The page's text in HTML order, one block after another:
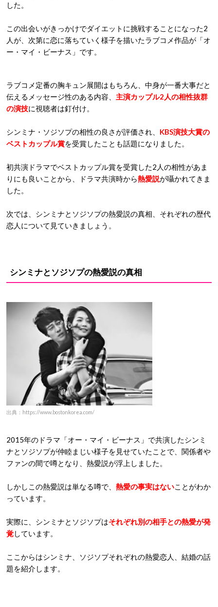
した。
この出会いがきっかけでダイエットに挑戦することになった2
人が、次第に恋に落ちていく様子を描いたラブコメ作品が「オ
ー・マイ・ビーナス」です。
ラブコメ定番の胸キュン展開はもちろん、中身が一番大事だと
伝えるメッセージ性のある内容、 主演カップル2人の相性抜群
の演技に視聴者は釘付け。
シンミナ・ソジソプの相性の良さが評価され、 KBS演技大賞の
ベストカップル賞を受賞したことも話題になりました。
初共演ドラマでベストカップル賞を受賞した2人の相性があま
りにも良いことから、ドラマ共演時から熱愛説が囁かれてきま
した。
次では、シンミナとソジソプの熱愛説の真相、それぞれの歴代
恋人について見ていきましょう。
シンミナとソジソプの熱愛説の真相
出典：https://www.bostonkorea.com/
2015年のドラマ「オー・マイ・ビーナス」で共演したシンミ
ナとソジソプが仲睦まじい様子を見せていたことで、関係者や
ファンの間で噂となり、熱愛説が浮上しました。
しかしこの熱愛説は単なる噂で、 熱愛の事実はないことがわか
っています。
実際に、シンミナとソジソプはそれぞれ別の相手との熱愛が発
覚しています。
ここからはシンミナ、ソジソプそれぞれの熱愛恋人、結婚の話
題を紹介します。